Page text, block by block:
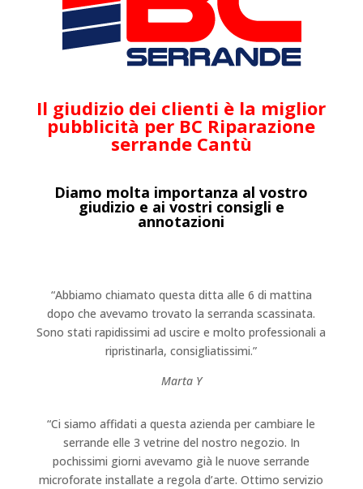
Il giudizio dei clienti è la miglior
pubblicità per BC Riparazione
serrande Cantù
Diamo molta importanza al vostro
giudizio e ai vostri consigli e
annotazioni
“Abbiamo chiamato questa ditta alle 6 di mattina
dopo che avevamo trovato la serranda scassinata.
Sono stati rapidissimi ad uscire e molto professionali a
ripristinarla, consigliatissimi.”
Marta Y
“Ci siamo affidati a questa azienda per cambiare le
serrande elle 3 vetrine del nostro negozio. In
pochissimi giorni avevamo già le nuove serrande
microforate installate a regola d’arte. Ottimo servizio